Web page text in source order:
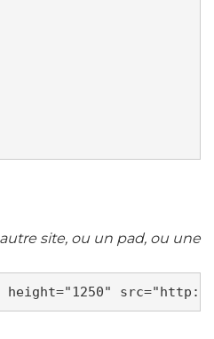
site, ou un pad, ou une